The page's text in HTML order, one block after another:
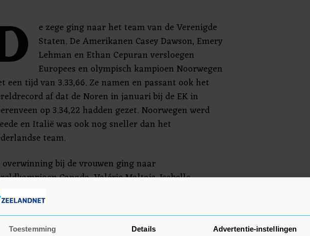
Toestemming Details Advertentie-instellingen
e zege ging naar het team van de Verenigde
Staten. De Amerikanen Casey Dawson, Emery
Lehman en Ethan Cepuran versloegen
Europees en olympisch kampioen Noorwegen
een tijd van 3.33,66. Ze namen en passant ook het
af dat de Noren in januari bij de EK in
op 3.34,22 hadden gezet. Noorwegen werd
en Italië was ook nog sneller dan het
team.
overwinning bij de vrouwen ging naar
Canada. Valérie Maltais, Isabelle
en Ivanie Blondin versloegen in een
duel in 2.54,07 Japan, dat wel het
won. De ploeg van de Verenigde Staten werd